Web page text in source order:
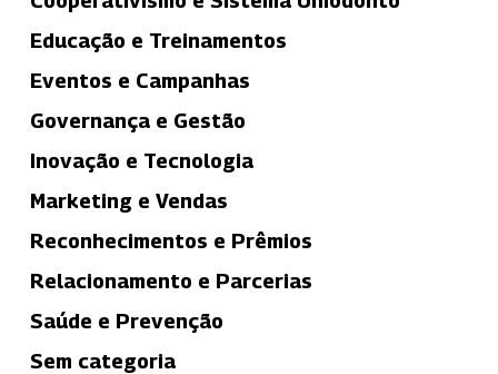
Educação e Treinamentos
Eventos e Campanhas
Governança e Gestão
Inovação e Tecnologia
Marketing e Vendas
Reconhecimentos e Prêmios
Relacionamento e Parcerias
Saúde e Prevenção
Sem categoria